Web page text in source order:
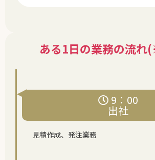
ある1日の業務の流
9：00
出社
見積作成、発注業務